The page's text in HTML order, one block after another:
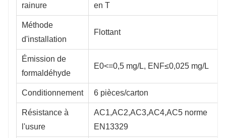
rainure
en T
Méthode
d'installation
Flottant
Émission de
formaldéhyde
E0<=0,5 mg/L, ENF≤0,025 mg/L
Conditionnement 6 pièces/carton
Résistance à
l'usure
AC1,AC2,AC3,AC4,AC5 norme
EN13329